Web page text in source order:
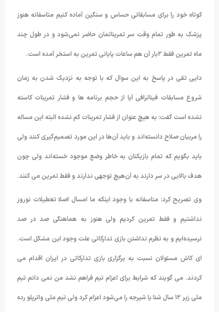
کوتاه خود را برای مسابقاتی حساس و سنگین آماده کنیم متاسفانه هنوز
پزشک به طور تمام وقت سر تمریناتمان حاضر نمی‌شود و در طول چند
ماه تمرین فقط ۲بار آن هم ساعات پایانی تمرین به استخر آمده است.
دایی تقی در پاسخ به این سوال که با توجه به نزدیک شدن به زمان
شروع مسابقات فیناترافی آیا از حجم برنامه ها و فشار تمرینات کاسته
نشده است گفت: به هیچ عنوان از فشار تمرینات کم نشده البته این مساله
را مربیان صلاح دانسته‌اند و باید آن‌ها در این مورد تصمیم‌گیری کنند ولی
باید بگویم که تمام بازیکنان به خاطر وضع موجود خسته‌اند ولی چون
هدف بالایی در سر دارند به آن‌هیچ توجهی ندارند و فقط تمرین می کنند.
وی تصریح کرد: متاسفانه با وجود اینکه ما امسال اصلا تعطیلات نوروز
نداشتیم و فقط تمرین کردیم ولی هنوز به هماهنگی صد در صد
نرسیده‌ایم و به نظرم نداشتن بازی تدارکاتی علت وجود این مشکل است.
ای کاش مسئولان نسبت به برگزاری بازی تدارکاتی در ایران اقدام می
کردند. می گویند که شرایط برای اعزام تیم فراهم نشد من نمی دانم تیم
ملی زیر ۱۲ سال شنا یا شیرجه را می‌شود اعزام کرد ولی تیم ملی واترپلو رده